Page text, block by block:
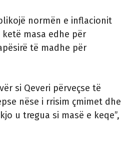
normën e inflacionit
masa edhe për
të madhe për
si Qeveri përveçse të
nëse i rrisim çmimet dhe
u tregua si masë e keqe”,